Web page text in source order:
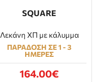
SQUARE
Λεκάνη ΧΠ με κάλυμμα
ΠΑΡΑΔΟΣΗ ΣΕ 1 - 3
ΗΜΕΡΕΣ
164.00€